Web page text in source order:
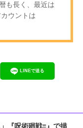
も長く、最近は
ウントは
LINEで送る
『呪術廻戦≡』で描